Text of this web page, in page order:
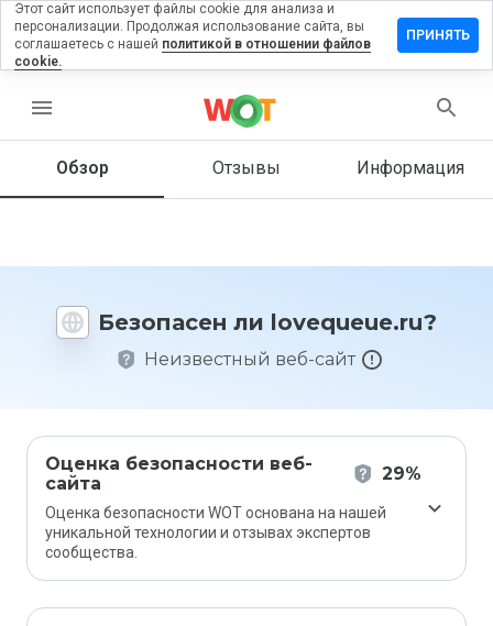
menu
Обзор Отзывы Информация
Безопасен ли lovequeue.ru?
Неизвестный веб-сайт
Оценка безопасности веб-
сайта
29%
Оценка безопасности WOT основана на нашей
уникальной технологии и отзывах экспертов
сообщества.
на
Как бы
этот
1 до 5?
Этот сайт использует файлы cookie для анализа и
персонализации. Продолжая использование сайта, вы
соглашаетесь с нашей политикой в отношении файлов
cookie.
ПРИНЯТЬ